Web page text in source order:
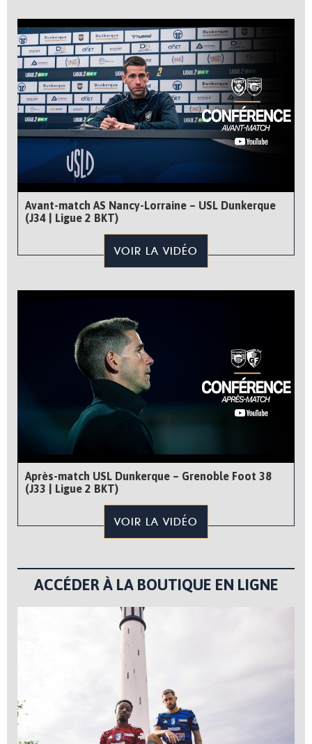
Avant-match AS Nancy-Lorraine – USL Dunkerque
(J34 | Ligue 2 BKT)
VOIR LA VIDÉO
Après-match USL Dunkerque – Grenoble Foot 38
(J33 | Ligue 2 BKT)
VOIR LA VIDÉO
ACCÉDER À LA BOUTIQUE EN LIGNE